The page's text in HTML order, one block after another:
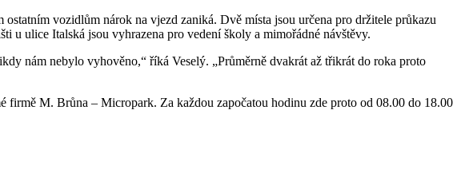
vozidlům nárok na vjezd zaniká. Dvě místa jsou určena pro držitele průkazu
u ulice Italská jsou vyhrazena pro vedení školy a mimořádné návštěvy.
nám nebylo vyhověno,“ říká Veselý. „Průměrně dvakrát až třikrát do roka proto
firmě M. Brůna – Micropark. Za každou započatou hodinu zde proto od 08.00 do 18.00